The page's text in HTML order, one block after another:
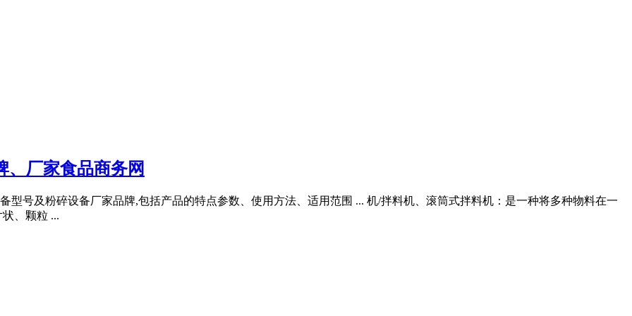
、厂家食品商务网
型号及粉碎设备厂家品牌,包括产品的特点参数、使用方法、适用范围 ... 机/拌料机、滚筒式拌料机：是一种将多种物料在一
、颗粒 ...